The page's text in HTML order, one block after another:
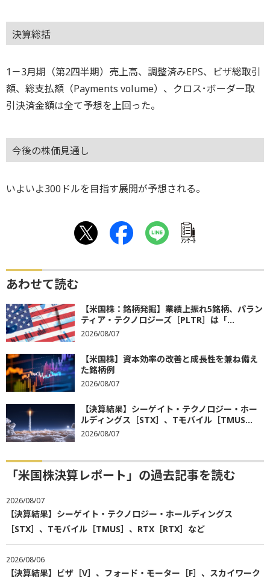
決算総括
1－3月期（第2四半期）売上高、調整済みEPS、ビザ総取引
額、総支払額（Payments volume）、クロス･ボーダー取
引決済金額は全て予想を上回った。
今後の株価見通し
いよいよ300ドルを目指す展開が予想される。
ｱﾝｹｰﾄ
あわせて読む
【米国株：銘柄発掘】業績上振れ5銘柄、パラン
ティア・テクノロジーズ［PLTR］は「...
2026/08/07
【米国株】資本効率の改善と成長性を兼ね備え
た銘柄例
2026/08/07
【決算結果】シーゲイト・テクノロジー・ホー
ルディングス［STX］、Tモバイル［TMUS...
2026/08/07
「米国株決算レポート」の過去記事を読む
2026/08/07
【決算結果】シーゲイト・テクノロジー・ホールディングス
［STX］、Tモバイル［TMUS］、RTX［RTX］など
2026/08/06
【決算結果】ビザ［V］、フォード・モーター［F］、スカイワーク